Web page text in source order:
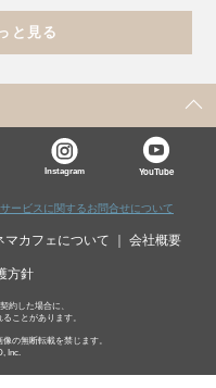
と見る
Instagram YouTube
ービスに関するお問合せについて
マカフェについて 会社概要
方針
約した場合に、
ことがあります。
の無断転載を禁じます。
Inc.